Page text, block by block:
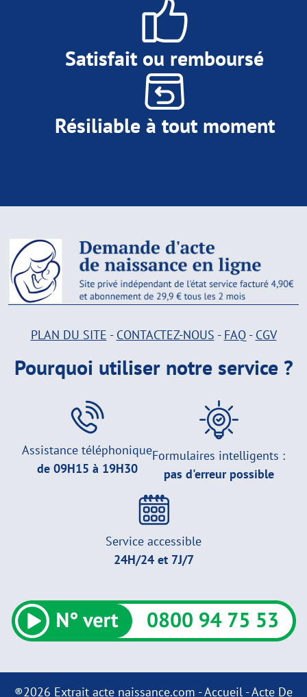
Satisfait ou remboursé
Résiliable à tout moment
PLAN DU SITE - CONTACTEZ-NOUS - FAQ- CGV
Pourquoi utiliser notre service ?
Assistance téléphonique
de 09H15 à 19H30
Formulaires intelligents :
pas d'erreur possible
Service accessible
24H/24 et 7J/7
®2026 Extrait acte naissance.com -Accueil -Acte De